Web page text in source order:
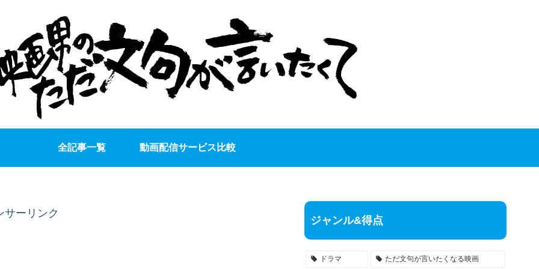
全記事一覧 動画配信サービス比較
サーリンク
ジャンル&得点
ドラマ ただ文句が言いたくなる映画